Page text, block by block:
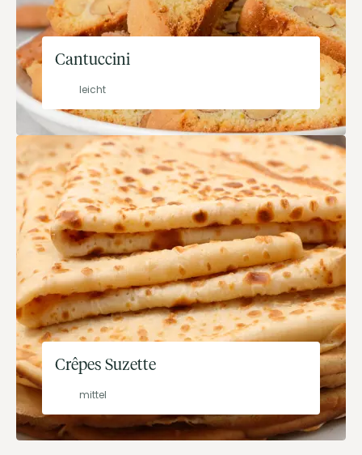
Cantuccini
leicht
Crêpes Suzette
mittel